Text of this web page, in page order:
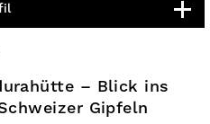
– Blick ins
Gipfeln